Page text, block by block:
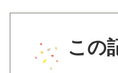
この